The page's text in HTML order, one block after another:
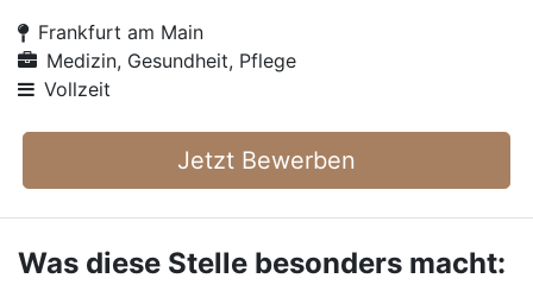
Frankfurt am Main
Medizin, Gesundheit, Pflege
Vollzeit
Jetzt Bewerben
Was diese Stelle besonders macht: